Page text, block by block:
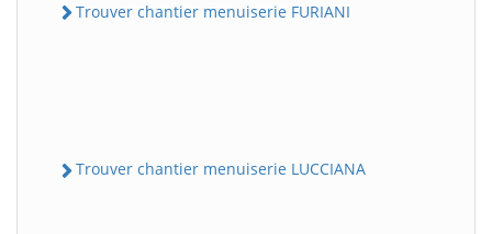
Trouver chantier menuiserie FURIANI
Trouver chantier menuiserie LUCCIANA